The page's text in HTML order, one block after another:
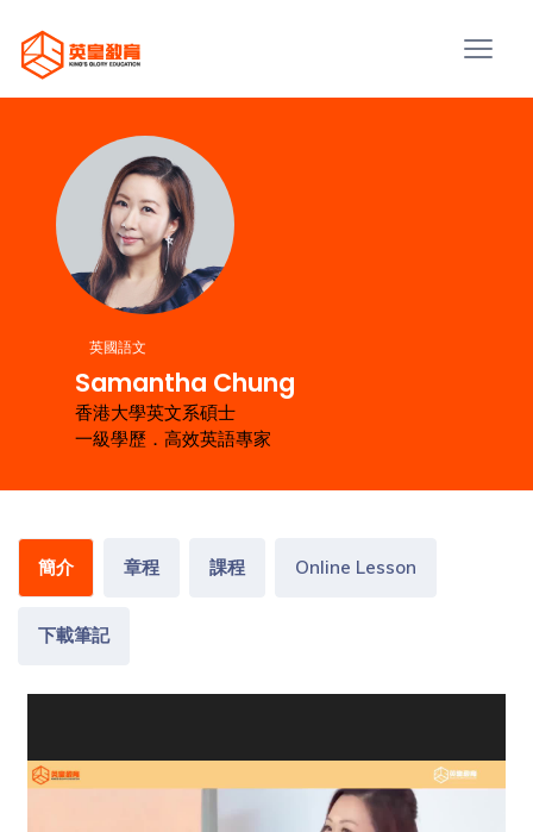
英國語文
Samantha Chung
香港大學英文系碩士
一級學歷．高效英語專家
簡介 章程 課程 Online Lesson
下載筆記